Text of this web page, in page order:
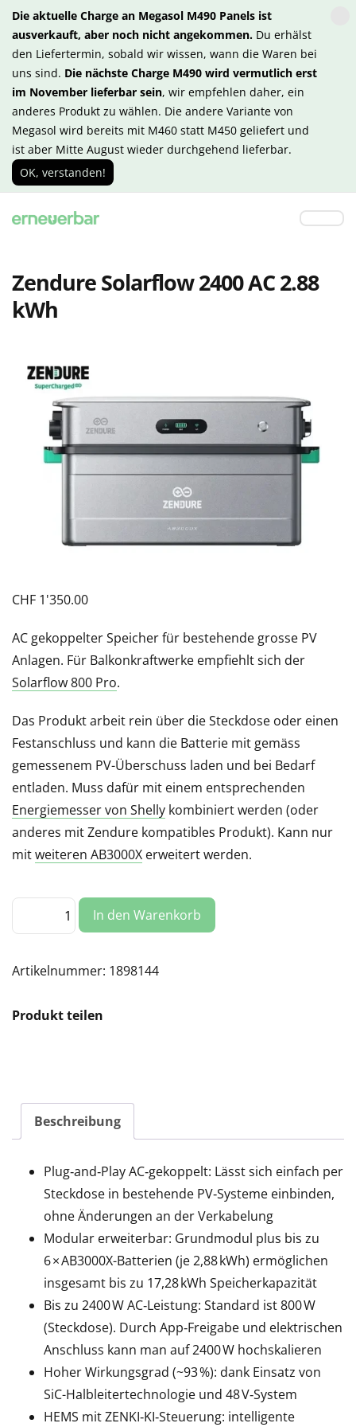
Die aktuelle Charge an Megasol M490 Panels ist
ausverkauft, aber noch nicht angekommen. Du erhälst
den Liefertermin, sobald wir wissen, wann die Waren bei
uns sind. Die nächste Charge M490 wird vermutlich erst
im November lieferbar sein, wir empfehlen daher, ein
anderes Produkt zu wählen. Die andere Variante von
Megasol wird bereits mit M460 statt M450 geliefert und
ist aber Mitte August wieder durchgehend lieferbar.
OK, verstanden!
Zendure Solarflow 2400 AC 2.88
kWh
CHF 1'350.00
AC gekoppelter Speicher für bestehende grosse PV
Anlagen. Für Balkonkraftwerke empfiehlt sich der
Solarflow 800 Pro.
Das Produkt arbeit rein über die Steckdose oder einen
Festanschluss und kann die Batterie mit gemäss
gemessenem PV-Überschuss laden und bei Bedarf
entladen. Muss dafür mit einem entsprechenden
Energiemesser von Shelly kombiniert werden (oder
anderes mit Zendure kompatibles Produkt). Kann nur
mitweiteren AB3000X erweitert werden.
Zendure
Solarflow
2400
kWh
Menge
In den Warenkorb
Artikelnummer: 1898144
Produkt teilen
Beschreibung
Plug‑and‑Play AC‑gekoppelt: Lässt sich einfach per
Steckdose in bestehende PV‑Systeme einbinden,
ohne Änderungen an der Verkabelung
Modular erweiterbar: Grundmodul plus bis zu
6 × AB3000X-Batterien (je 2,88 kWh) ermöglichen
insgesamt bis zu 17,28 kWh Speicherkapazität
Bis zu 2400 W AC‑Leistung: Standard ist 800 W
(Steckdose). Durch App‑Freigabe und elektrischen
Anschluss kann man auf 2400 W hochskalieren
Hoher Wirkungsgrad (~93 %): dank Einsatz von
SiC-Halbleitertechnologie und 48 V‑System
HEMS mit ZENKI‑KI‑Steuerung: intelligente